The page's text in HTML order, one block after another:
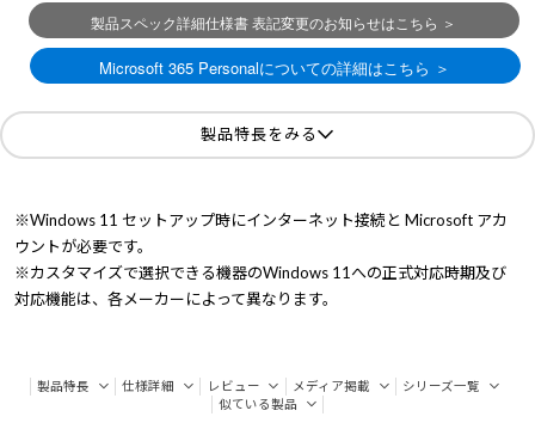
製品特長をみる
※Windows 11 セットアップ時にインターネット接続と Microsoft アカ
ウントが必要です。
※カスタマイズで選択できる機器のWindows 11への正式対応時期及び
対応機能は、各メーカーによって異なります。
製品特長 仕様詳細 レビュー メディア掲載
シリーズ一覧
似ている製品